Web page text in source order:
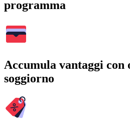
programma
Accumula vantaggi con
soggiorno